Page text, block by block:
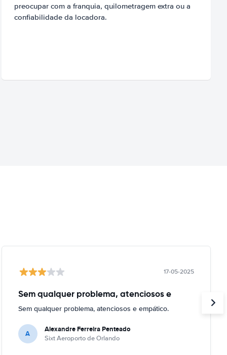
preocupar com a franquia, quilometragem extra ou a
confiabilidade da locadora.
17-05-2025
Sem qualquer problema, atenciosos e
Sem qualquer problema, atenciosos e empático.
A Alexandre Ferreira Penteado
Sixt Aeroporto de Orlando